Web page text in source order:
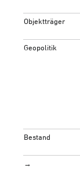
Objektträger
Geopolitik
Bestand
→